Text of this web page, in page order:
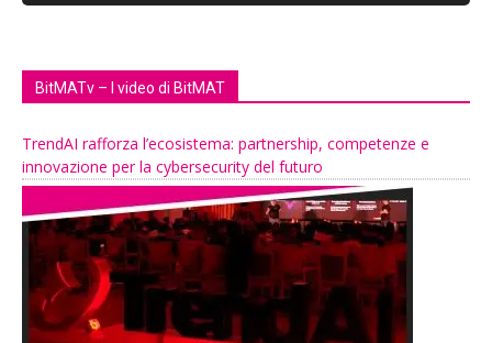
BitMATv – I video di BitMAT
TrendAI rafforza l’ecosistema: partnership, competenze e
innovazione per la cybersecurity del futuro